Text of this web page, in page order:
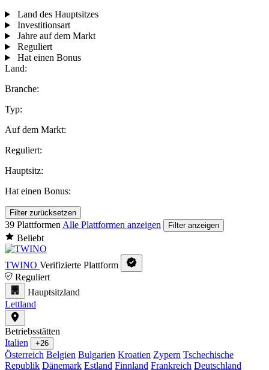
Land des Hauptsitzes
Investitionsart
Jahre auf dem Markt
Reguliert
Hat einen Bonus
Land:
Branche:
Typ:
Auf dem Markt:
Reguliert:
Hauptsitz:
Hat einen Bonus:
Filter zurücksetzen
39 Plattformen Alle Plattformen anzeigen Filter anzeigen
Beliebt
TWINO Verifizierte Plattform
Reguliert
Hauptsitzland
Lettland
Betriebsstätten
Italien
+26
Österreich Belgien Bulgarien Kroatien Zypern Tschechische
Republik Dänemark Estland Finnland Frankreich Deutschland